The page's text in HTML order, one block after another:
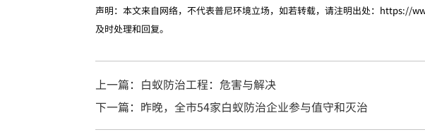
声明：本文来自网络，不代表普尼环境立场，如若转载，请注明出处： https://
及时处理和回复。
上一篇：白蚁防治工程：危害与解决
下一篇：昨晚，全市54家白蚁防治企业参与值守和灭治